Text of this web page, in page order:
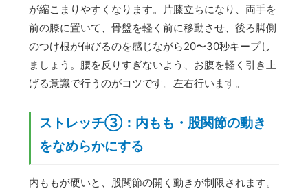
が縮こまりやすくなります。片膝立ちになり、両手を
前の膝に置いて、骨盤を軽く前に移動させ、後ろ脚側
のつけ根が伸びるのを感じながら20〜30秒キープし
ましょう。腰を反りすぎないよう、お腹を軽く引き上
げる意識で行うのがコツです。左右行います。
ストレッチ③：内もも・股関節の動き
をなめらかにする
内ももが硬いと、股関節の開く動きが制限されます。